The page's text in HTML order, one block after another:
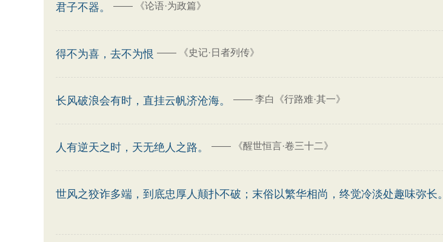
君子不器。 —— 《论语·为政篇》
得不为喜，去不为恨 —— 《史记·日者列传》
长风破浪会有时，直挂云帆济沧海。 —— 李白《行路难·其一》
人有逆天之时，天无绝人之路。 —— 《醒世恒言·卷三十二》
世风之狡诈多端，到底忠厚人颠扑不破；末俗以繁华相尚，终觉冷淡处趣味弥长。